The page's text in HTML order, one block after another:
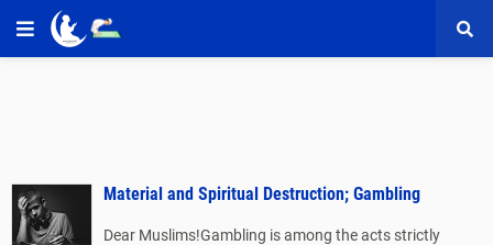
Material and Spiritual Destruction; Gambling
Dear Muslims!Gambling is among the acts strictly